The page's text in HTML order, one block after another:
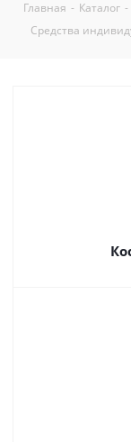
Главная - Каталог -
Средства